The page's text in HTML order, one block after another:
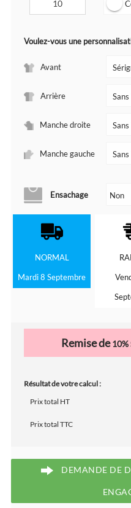
Voulez-vous une
Avant
Arrière
Manche droite
Manche gauche
Ensachage
NORMAL
Mardi 8 Septembre
Remise de10%
Résultat de votre calcul :
Prix total HT
Prix total TTC
DEMANDE DE